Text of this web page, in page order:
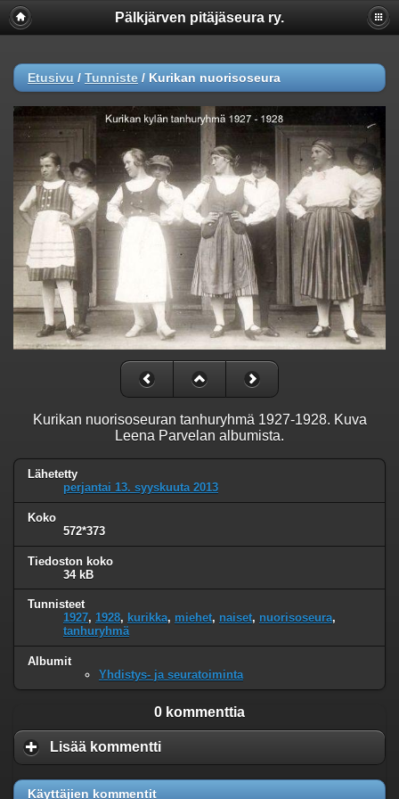
Pälkjärven pitäjäseura ry.
Etusivu / Tunniste / Kurikan nuorisoseura
Kurikan nuorisoseuran tanhuryhmä 1927-1928. Kuva
Leena Parvelan albumista.
Lähetetty
perjantai 13. syyskuuta 2013
Koko
572*373
Tiedoston koko
34 kB
Tunnisteet
1927, 1928, kurikka, miehet, naiset, nuorisoseura,
tanhuryhmä
Albumit
Yhdistys- ja seuratoiminta
0 kommenttia
Lisää kommentti
Käyttäjien kommentit